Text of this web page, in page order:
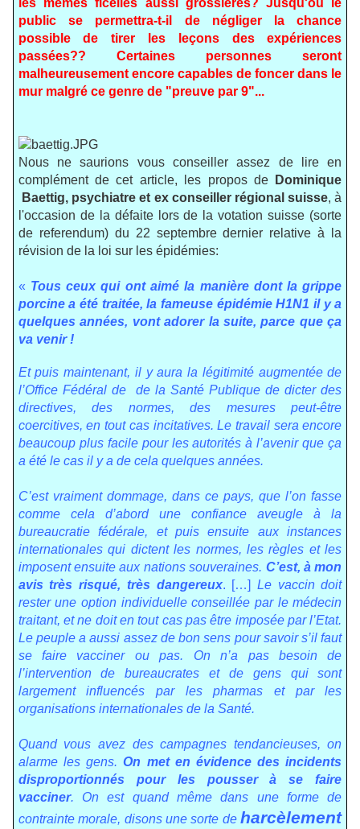
public se permettra-t-il de négliger la chance
possible de tirer les leçons des expériences
passées?? Certaines personnes seront
malheureusement encore capables de foncer dans le
mur malgré ce genre de "preuve par 9"...
Nous ne saurions vous conseiller assez de lire en
complément de cet article, les propos de
Dominique
Baettig, psychiatre et ex conseiller régional suisse, à
l'occasion de la défaite lors de la votation suisse (sorte
de referendum) du 22 septembre dernier relative à la
révision de la loi sur les épidémies:
« Tous ceux qui ont aimé la manière dont la grippe
porcine a été traitée, la fameuse épidémie H1N1 il y a
quelques années, vont adorer la suite, parce que ça
va venir !
Et puis maintenant, il y aura la légitimité augmentée de
l’Office Fédéral de
de la Santé Publique de dicter des
directives, des normes, des mesures peut-être
coercitives, en tout cas incitatives. Le travail sera encore
beaucoup plus facile pour les autorités à l’avenir que ça
a été le cas il y a de cela quelques années.
C’est vraiment dommage, dans ce pays, que l’on fasse
comme cela d’abord une confiance aveugle à la
bureaucratie fédérale, et puis ensuite aux instances
internationales qui dictent les normes, les règles et les
imposent ensuite aux nations souveraines. C’est, à mon
avis très risqué, très dangereux. […] Le vaccin doit
rester une option individuelle conseillée par le médecin
traitant, et ne doit en tout cas pas être imposée par l’Etat.
Le peuple a aussi assez de bon sens pour savoir s’il faut
se faire vacciner ou pas. On n’a pas besoin de
l’intervention de bureaucrates et de gens qui sont
largement influencés par les pharmas et par les
organisations internationales de la Santé.
Quand vous avez des campagnes tendancieuses, on
alarme les gens.On met en évidence des incidents
disproportionnés pour les pousser à se faire
vacciner. On est quand même dans une forme de
contrainte morale, disons une sorte de harcèlement